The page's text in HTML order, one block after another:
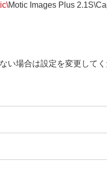
Motic Images Plus
い場合は設定を変更してく